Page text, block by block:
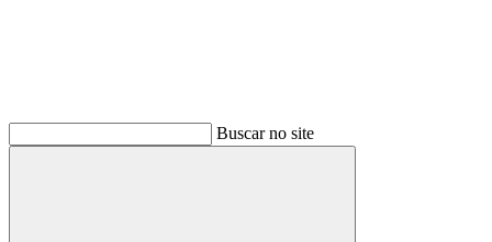
Buscar no site